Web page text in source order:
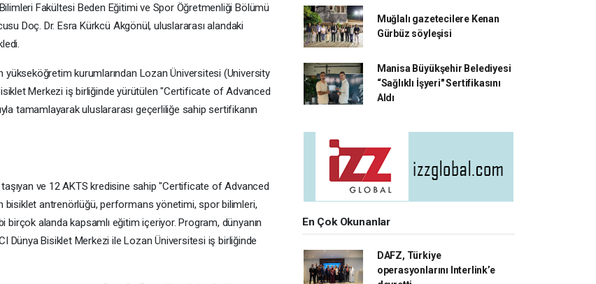
Fakültesi Beden Eğitimi ve Spor Öğretmenliği Bölümü
Doç. Dr. Esra Kürkcü Akgönül, uluslararası alandaki
kurumlarından Lozan Üniversitesi (University
Merkezi iş birliğinde yürütülen "Certificate of Advanced
tamamlayarak uluslararası geçerliliğe sahip sertifikanın
ve 12 AKTS kredisine sahip "Certificate of Advanced
bisiklet antrenörlüğü, performans yönetimi, spor bilimleri,
alanda kapsamlı eğitim içeriyor. Program, dünyanın
Dünya Bisiklet Merkezi ile Lozan Üniversitesi iş birliğinde
Muğlalı gazetecilere Kenan
Gürbüz söyleşisi
Manisa Büyükşehir Belediyesi
“Sağlıklı İşyeri" Sertifikasını
Aldı
En Çok Okunanlar
DAFZ, Türkiye
operasyonlarını Interlink’e